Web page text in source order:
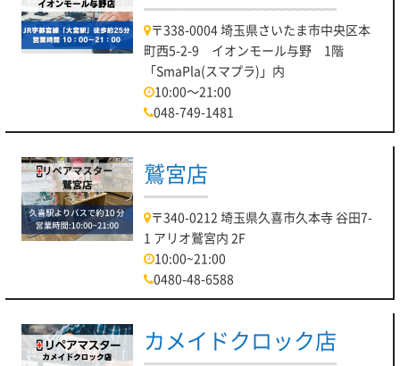
〒338-0004 埼玉県さいたま市中央区本
町西5-2-9 イオンモール与野 1階
「SmaPla(スマプラ)」内
10:00～21:00
048-749-1481
鷲宮店
〒340-0212 埼玉県久喜市久本寺 谷田7-
1 アリオ鷲宮内 2F
10:00~21:00
0480-48-6588
カメイドクロック店